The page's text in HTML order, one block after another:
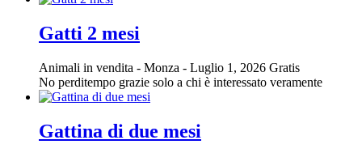
Gatti 2 mesi
Animali in vendita - Monza - Luglio 1, 2026 Gratis
No perditempo grazie solo a chi è interessato veramente
Gattina di due mesi